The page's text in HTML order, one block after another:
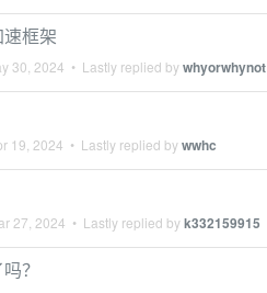
框架
30, 2024 • Lastly replied bywhyorwhynot
19, 2024 • Lastly replied bywwhc
27, 2024 • Lastly replied byk332159915
？